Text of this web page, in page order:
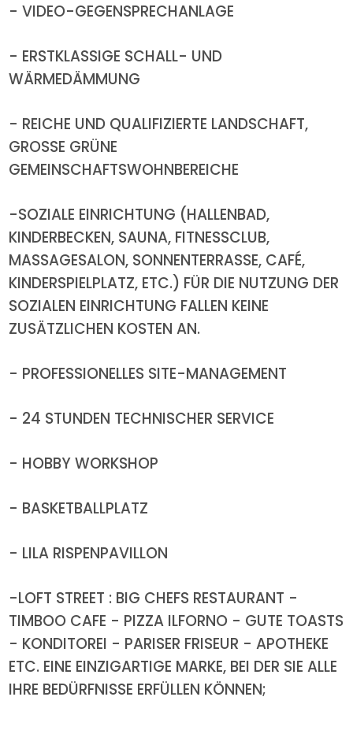
- VIDEO-GEGENSPRECHANLAGE
- ERSTKLASSIGE SCHALL- UND
WÄRMEDÄMMUNG
- REICHE UND QUALIFIZIERTE LANDSCHAFT,
GROSSE GRÜNE
GEMEINSCHAFTSWOHNBEREICHE
-SOZIALE EINRICHTUNG (HALLENBAD,
KINDERBECKEN, SAUNA, FITNESSCLUB,
MASSAGESALON, SONNENTERRASSE, CAFÉ,
KINDERSPIELPLATZ, ETC.) FÜR DIE NUTZUNG DER
SOZIALEN EINRICHTUNG FALLEN KEINE
ZUSÄTZLICHEN KOSTEN AN.
- PROFESSIONELLES SITE-MANAGEMENT
- 24 STUNDEN TECHNISCHER SERVICE
- HOBBY WORKSHOP
- BASKETBALLPLATZ
- LILA RISPENPAVILLON
-LOFT STREET : BIG CHEFS RESTAURANT -
TIMBOO CAFE - PIZZA ILFORNO - GUTE TOASTS
- KONDITOREI - PARISER FRISEUR - APOTHEKE
ETC. EINE EINZIGARTIGE MARKE, BEI DER SIE ALLE
IHRE BEDÜRFNISSE ERFÜLLEN KÖNNEN;